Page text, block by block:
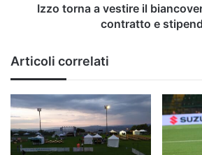
Izzo torna a vestire il
contratto e
Articoli correlati